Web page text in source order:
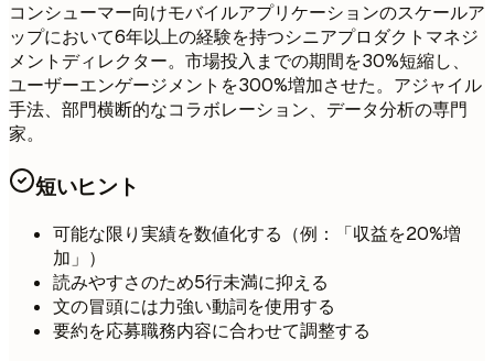
コンシューマー向けモバイルアプリケーションのスケールア
ップにおいて6年以上の経験を持つシニアプロダクトマネジ
メントディレクター。市場投入までの期間を30%短縮し、
ユーザーエンゲージメントを300%増加させた。アジャイル
手法、部門横断的なコラボレーション、データ分析の専門
家。
短いヒント
可能な限り実績を数値化する（例：「収益を20%増
加」）
読みやすさのため5行未満に抑える
文の冒頭には力強い動詞を使用する
要約を応募職務内容に合わせて調整する